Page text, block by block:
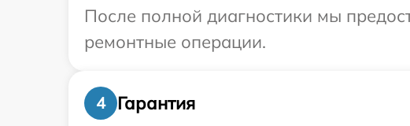
После полной диагностики мы
ремонтные операции.
4
Гарантия